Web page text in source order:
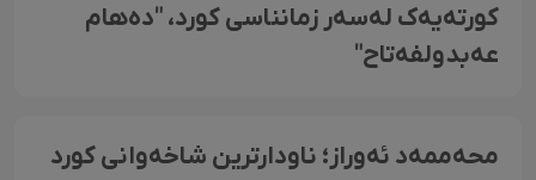
کورتەیەک لەسەر زمانناسی کورد، "دەهام
عەبدولفەتاح"
محەممەد ئەوراز؛ ناودارترین شاخەوانی کورد